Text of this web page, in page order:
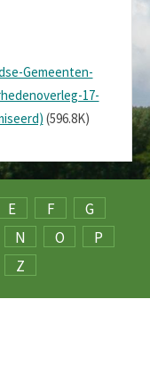
Gemeenten-
17-
(596.8K)
E F
G
N O
P
Z